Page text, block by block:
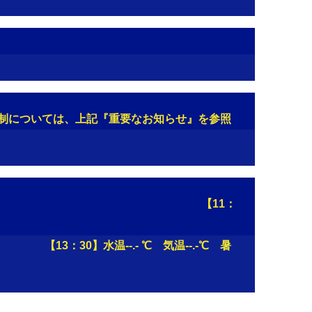
ついては、上記『重要なお知らせ』を参照
.-℃ 混雑状況： 【11：
℃ 気温--.-℃ 暑